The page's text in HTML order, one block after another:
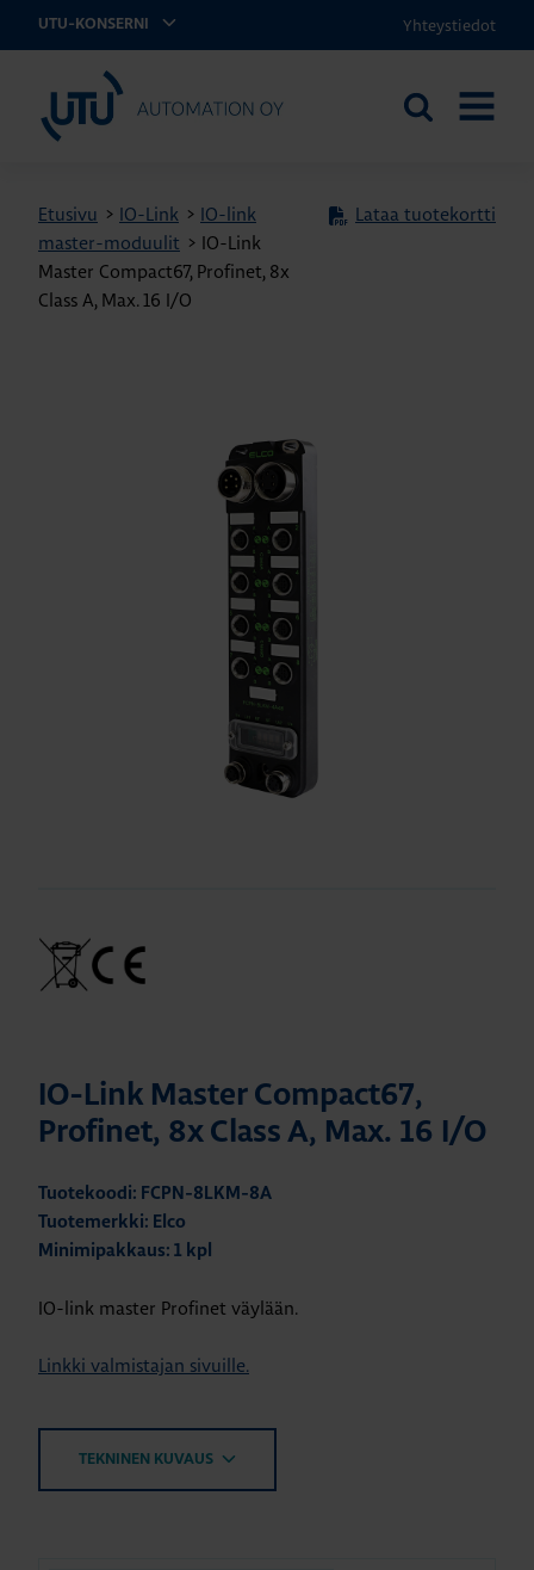
UTU-KONSERNI Yhteystiedot
UTU Automation
Etsi
Etusivu > IO-Link > IO-link
master-moduulit > IO-Link
Master Compact67, Profinet, 8x
Class A, Max. 16 I/O
Lataa tuotekortti
IO-Link Master Compact67,
Profinet, 8x Class A, Max. 16 I/O
Tuotekoodi: FCPN-8LKM-8A
Tuotemerkki: Elco
Minimipakkaus: 1 kpl
IO-link master Profinet väylään.
Linkki valmistajan sivuille.
TEKNINEN KUVAUS